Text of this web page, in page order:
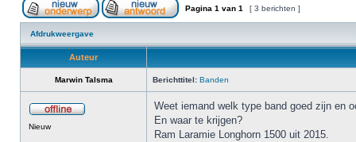
Pagina 1 van 1 [ 3 berichten ]
Afdrukweergave
Auteur
Marwin Talsma Berichttitel: Banden
Nieuw
Weet iemand welk type band goed zijn en
En waar te krijgen?
Ram Laramie Longhorn 1500 uit 2015.